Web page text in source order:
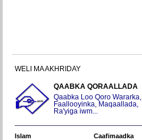
WELI MA AKHRIDAY
QAABKA QORAALLADA
Qaabka Loo Qoro Wararka,
Faallooyinka, Maqaallada,
Ra'yiga iwm...
Islam
Caafimaadka